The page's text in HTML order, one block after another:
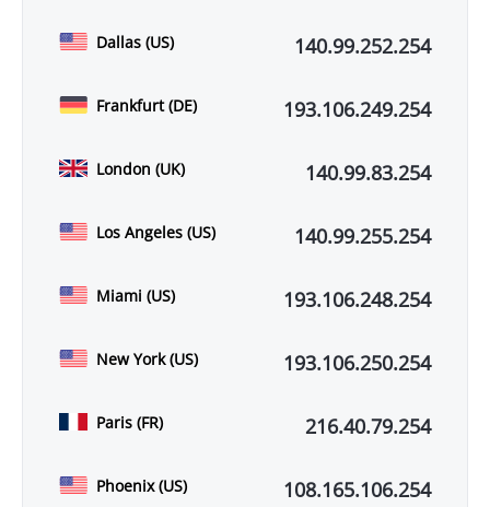
Dallas (US) 140.99.252.254
Frankfurt (DE) 193.106.249.254
London (UK) 140.99.83.254
Los Angeles (US) 140.99.255.254
Miami (US) 193.106.248.254
New York (US) 193.106.250.254
Paris (FR) 216.40.79.254
Phoenix (US) 108.165.106.254